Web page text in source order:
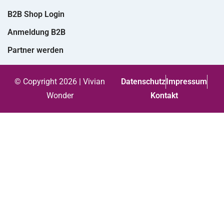
B2B Shop Login
Anmeldung B2B
Partner werden
© Copyright 2026 | Vivian
Wonder
Datenschutz Impressum
Kontakt